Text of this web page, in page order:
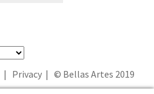
| Privacy | © Bellas Artes 2019